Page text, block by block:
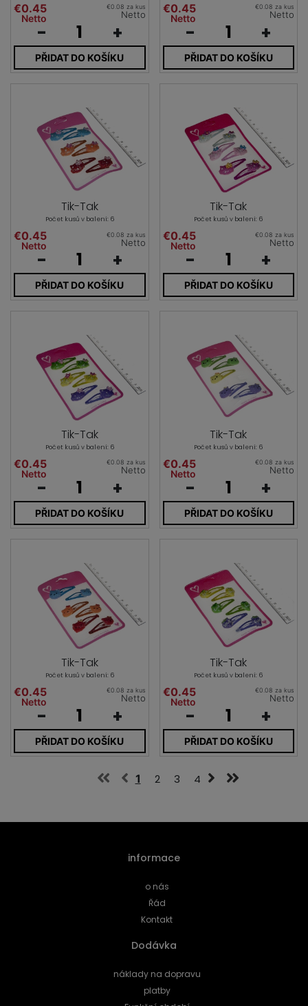
€0.45
Netto
€0.08 za kus
Netto
- +
PŘIDAT DO KOŠÍKU
€0.45
Netto
€0.08 za kus
Netto
- +
PŘIDAT DO KOŠÍKU
Tik-Tak
Počet kusů v balení: 6
€0.45
Netto
€0.08 za kus
Netto
- +
PŘIDAT DO KOŠÍKU
Tik-Tak
Počet kusů v balení: 6
€0.45
Netto
€0.08 za kus
Netto
- +
PŘIDAT DO KOŠÍKU
Tik-Tak
Počet kusů v balení: 6
€0.45
Netto
€0.08 za kus
Netto
- +
PŘIDAT DO KOŠÍKU
Tik-Tak
Počet kusů v balení: 6
€0.45
Netto
€0.08 za kus
Netto
- +
PŘIDAT DO KOŠÍKU
Tik-Tak
Počet kusů v balení: 6
€0.45
Netto
€0.08 za kus
Netto
- +
PŘIDAT DO KOŠÍKU
Tik-Tak
Počet kusů v balení: 6
€0.45
Netto
€0.08 za kus
Netto
- +
PŘIDAT DO KOŠÍKU
1 2 3 4
informace
o nás
Řád
Kontakt
Dodávka
náklady na dopravu
platby